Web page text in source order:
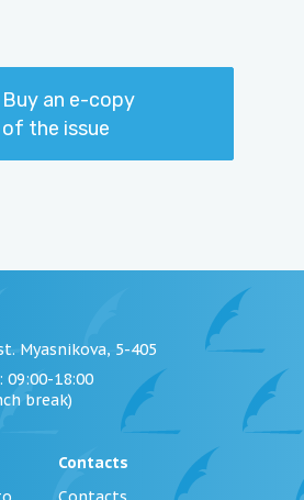
Buy an e-copy
of the issue
Myasnikova, 5-405
: 09:00-18:00
break)
Contacts